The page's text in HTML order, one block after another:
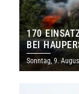
170
EI
Sonntag, 9.